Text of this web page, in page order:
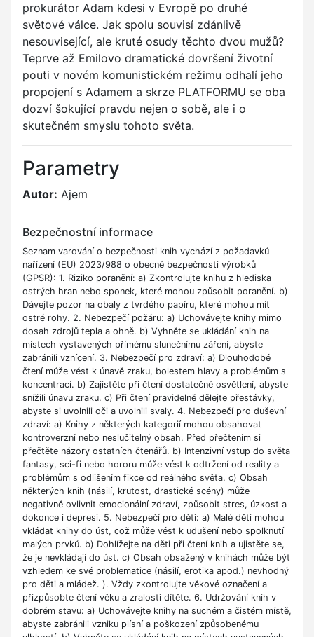
prokurátor Adam kdesi v Evropě po druhé
světové válce. Jak spolu souvisí zdánlivě
nesouvisející, ale kruté osudy těchto dvou mužů?
Teprve až Emilovo dramatické dovršení životní
pouti v novém komunistickém režimu odhalí jeho
propojení s Adamem a skrze PLATFORMU se oba
dozví šokující pravdu nejen o sobě, ale i o
skutečném smyslu tohoto světa.
Parametry
Autor: Ajem
Bezpečnostní informace
Seznam varování o bezpečnosti knih vychází z požadavků
nařízení (EU) 2023/988 o obecné bezpečnosti výrobků
(GPSR): 1. Riziko poranění: a) Zkontrolujte knihu z hlediska
ostrých hran nebo sponek, které mohou způsobit poranění. b)
Dávejte pozor na obaly z tvrdého papíru, které mohou mít
ostré rohy. 2. Nebezpečí požáru: a) Uchovávejte knihy mimo
dosah zdrojů tepla a ohně. b) Vyhněte se ukládání knih na
místech vystavených přímému slunečnímu záření, abyste
zabránili vznícení. 3. Nebezpečí pro zdraví: a) Dlouhodobé
čtení může vést k únavě zraku, bolestem hlavy a problémům s
koncentrací. b) Zajistěte při čtení dostatečné osvětlení, abyste
snížili únavu zraku. c) Při čtení pravidelně dělejte přestávky,
abyste si uvolnili oči a uvolnili svaly. 4. Nebezpečí pro duševní
zdraví: a) Knihy z některých kategorií mohou obsahovat
kontroverzní nebo neslučitelný obsah. Před přečtením si
přečtěte názory ostatních čtenářů. b) Intenzivní vstup do světa
fantasy, sci-fi nebo hororu může vést k odtržení od reality a
problémům s odlišením fikce od reálného světa. c) Obsah
některých knih (násilí, krutost, drastické scény) může
negativně ovlivnit emocionální zdraví, způsobit stres, úzkost a
dokonce i depresi. 5. Nebezpečí pro děti: a) Malé děti mohou
vkládat knihy do úst, což může vést k udušení nebo spolknutí
malých prvků. b) Dohlížejte na děti při čtení knih a ujistěte se,
že je nevkládají do úst. c) Obsah obsažený v knihách může být
vzhledem ke své problematice (násilí, erotika apod.) nevhodný
pro děti a mládež. ). Vždy zkontrolujte věkové označení a
přizpůsobte čtení věku a zralosti dítěte. 6. Udržování knih v
dobrém stavu: a) Uchovávejte knihy na suchém a čistém místě,
abyste zabránili vzniku plísní a poškození způsobenému